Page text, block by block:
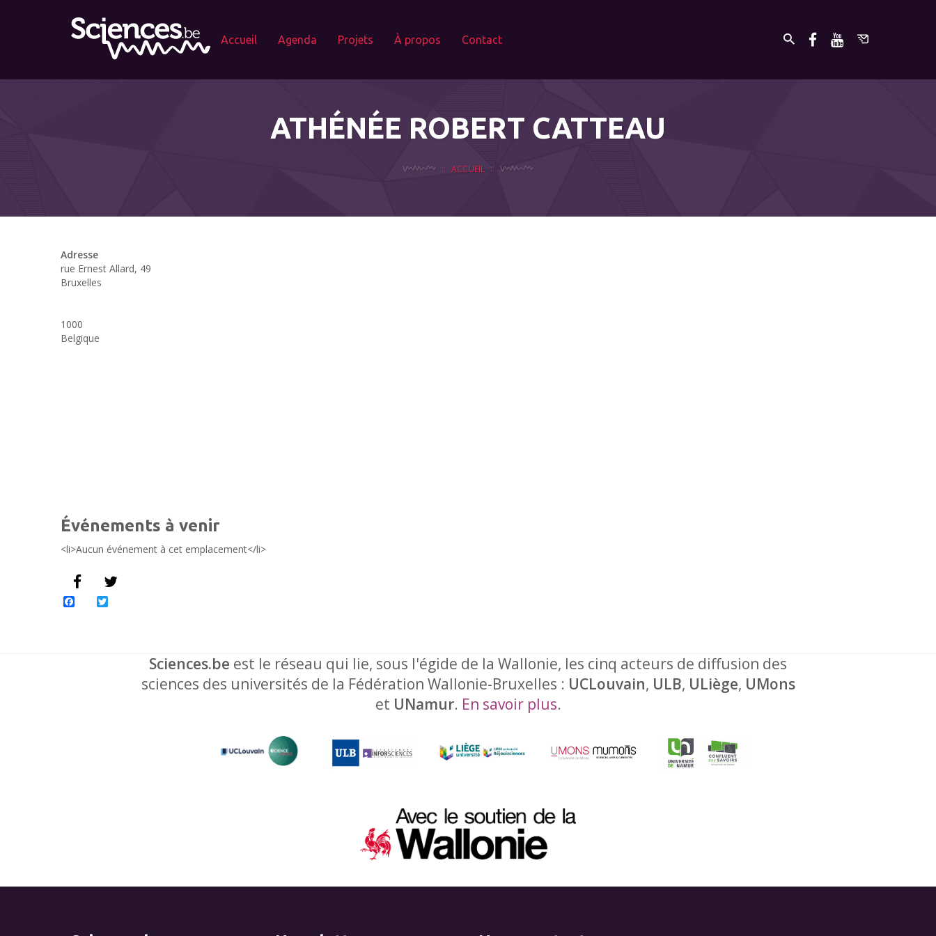
Accueil Agenda Projets À propos Contact
ATHÉNÉE ROBERT CATTEAU
ACCUEIL
Adresse
rue Ernest Allard, 49
Bruxelles
1000
Belgique
Événements à venir
<li>Aucun événement à cet emplacement</li>
Facebook
Sciences.be est le réseau qui lie, sous l'égide de la Wallonie, les cinq acteurs de diffusion des
sciences des universités de la Fédération Wallonie-Bruxelles : UCLouvain, ULB, ULiège, UMons
et UNamur. En savoir plus.